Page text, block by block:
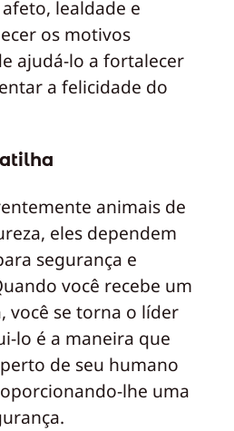
lealdade e
os motivos
ajudá-lo a fortalecer
a felicidade do
animais de
eles dependem
segurança e
você recebe um
você se torna o líder
lo é a maneira que
de seu humano
lhe uma